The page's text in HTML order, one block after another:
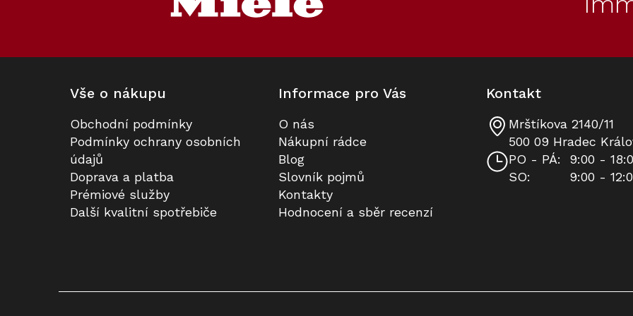
Sáčky Miele CO HyClean Pure
Skladem
Sáčky Miele CO XL HyClean Pure
Skladem
Kód:12785390 Kód:12868960
Vše o nákupu
Obchodní podmínky
Podmínky ochrany osobních
údajů
Doprava a platba
Prémiové služby
Další kvalitní spotřebiče
Informace pro Vás
O nás
Nákupní rádce
Blog
Slovník pojmů
Kontakty
Hodnocení a sběr recenzí
Kontakt
Mrštíkova 2140/11
500 09 Hradec
PO - PÁ:
9:00 -
SO:
9:00 -